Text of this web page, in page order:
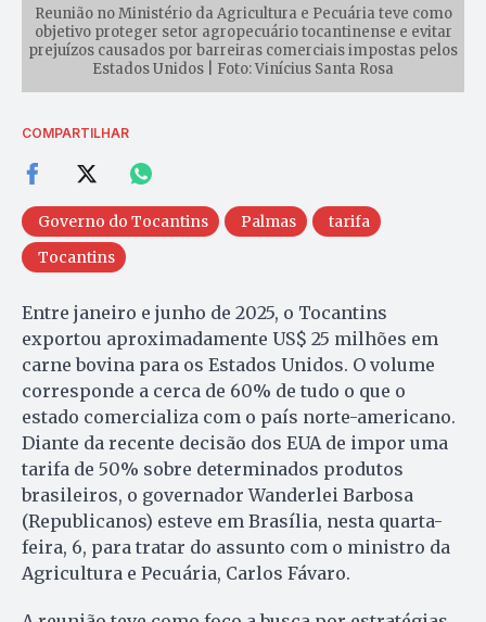
Reunião no Ministério da Agricultura e Pecuária teve como
objetivo proteger setor agropecuário tocantinense e evitar
prejuízos causados por barreiras comerciais impostas pelos
Estados Unidos | Foto: Vinícius Santa Rosa
COMPARTILHAR
Governo do Tocantins Palmas
tarifa
Tocantins
Entre janeiro e junho de 2025, o Tocantins
exportou aproximadamente US$ 25 milhões em
carne bovina para os Estados Unidos. O volume
corresponde a cerca de 60% de tudo o que o
estado comercializa com o país norte-americano.
Diante da recente decisão dos EUA de impor uma
tarifa de 50% sobre determinados produtos
brasileiros, o governador Wanderlei Barbosa
(Republicanos) esteve em Brasília, nesta quarta-
feira, 6, para tratar do assunto com o ministro da
Agricultura e Pecuária, Carlos Fávaro.